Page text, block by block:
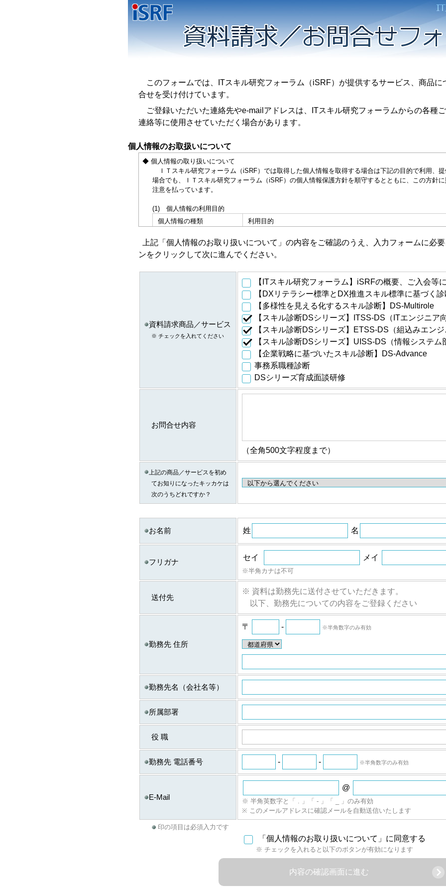
このフォームでは、ITスキル研究フォーラム（iSRF）が提供するサービス、商品に
合せを受け付けています。
ご登録いただいた連絡先やe-mailアドレスは、ITスキル研究フォーラムからの各種
連絡等に使用させていただく場合があります。
個人情報のお取扱いについて
◆ 個人情報の取り扱いについて
ＩＴスキル研究フォーラム（iSRF）では取得した個人情報を取得する場合は下記の目的で利用、
場合でも、ＩＴスキル研究フォーラム（iSRF）の個人情報保護方針を順守するとともに、この方針
注意を払っています。
(1) 個人情報の利用目的
個人情報の種類
利用目的
ａ．会員のお申し込みに伴
い取得した個人情報
・ご利用いただいている商品・サービスの提供・改良や、新たなサ
・提供している商品・サービスに関連した情報やアンケートなどを
・ご購入・ご登録いただいた商品・サービスの配送・提供・代金回
・ご利用いただいている商品・サービスの提供・改良や、新たなサ
・提供している商品・サービスに関連した情報やアンケートなどを
・当フォーラム取扱商品の発行元・発売元・提供元からの案内のため
ｃ．スキル診断システムの
ご利用に伴い取得した個人
・データを分析し診断結果を得るため
・スキル診断システムのご利用者が診断結果データを利用するため
・登録された個人情報および診断結果は、統計的に処理した情報を
して適時スキル診断システムに反映されます
登録された個人情報および診断結果は、統計的に処理した情報を集
公表し、全国平均値として適時スキル診断システムに反映されます
注)上記の内、統計的に処理した情報については、個人の特定ができない情報です。
個人情報の種類
個人情報の項目/提供の手段又は方法/提供先
ａ．会員のお申し込みに伴
い取得した個人情報
ｂ．資料請求・問合せに伴
ｅ．セミナー・展示会等に
て取得した個人情報
①提供する個人情報の項目
ご登録・お問い合わせをいただいた商品・サービス名、氏名、氏名
報など。
紙またはデータファイルによる提供。
③当該情報の提供先
株式会社日経BPマーケティングおよび株式会社ザ・ネット
ｃ．スキル診断システムの
ご利用に伴い取得した個人
ｄ．全国スキル調査へのご
報
①提供する個人情報の項目
氏名、氏名カナ、メールアドレス、勤務先名、所属部署名、アンケ
紙またはデータファイルによる提供。
③当該情報の提供先
株式会社日経BPマーケティング、株式会社ザ・ネットおよびｂの場
ムのご利用者
ＩＴスキル研究フォーラム（iSRF）は、皆さまの個人情報をできるだけ正確かつ最新の内容で管理
し出があったときは、登録情報の開示を行います。また、内容が正確でないなどのお申し出があっ
生する場合があります。
個人情報の取り扱いについてご意見ご質問がございましたら
ITスキル研究フォーラム（iSRF）事務局
までご連絡ください。
※株式会社日経BPマーケティングの個人情報取得に関するご説明
上記「個人情報のお取り扱いについて」の内容をご確認のうえ、入力フォームに必
ンをクリックして次に進んでください。
資料請求商品／サービス
※ チェックを入れてください
【ITスキル研究フォーラム】iSRFの概要、ご入会等
【DXリテラシー標準とDX推進スキル標準に基づく
【多様性を見える化するスキル診断】DS-Multirole
【スキル診断DSシリーズ】ITSS-DS（ITエンジニア向
【スキル診断DSシリーズ】ETSS-DS（組込みエンジ
【スキル診断DSシリーズ】UISS-DS（情報システム
【企業戦略に基づいたスキル診断】DS-Advance
事務系職種診断
DSシリーズ育成面談研修
お問合せ内容
（全角500文字程度まで）
上記の商品／サービスを初め
てお知りになったキッカケは
次のうちどれですか？
お名前 姓 名
フリガナ
セイ メイ
※半角カナは不可
送付先
※ 資料は勤務先に送付させていただきます。
以下、勤務先についての内容をご登録ください
勤務先 住所
〒 - ※半角数字のみ有効
勤務先名（会社名等）
所属部署
役 職
勤務先 電話番号 - - ※半角数字のみ有効
E-Mail
@
※ 半角英数字と「 . 」「 - 」「 _ 」のみ有効
※ このメールアドレスに確認メールを自動送信いたします
印の項目は必須入力です
「個人情報のお取り扱いについて」に同意する
※ チェックを入れると以下のボタンが有効になります
内容の確認画面に進む